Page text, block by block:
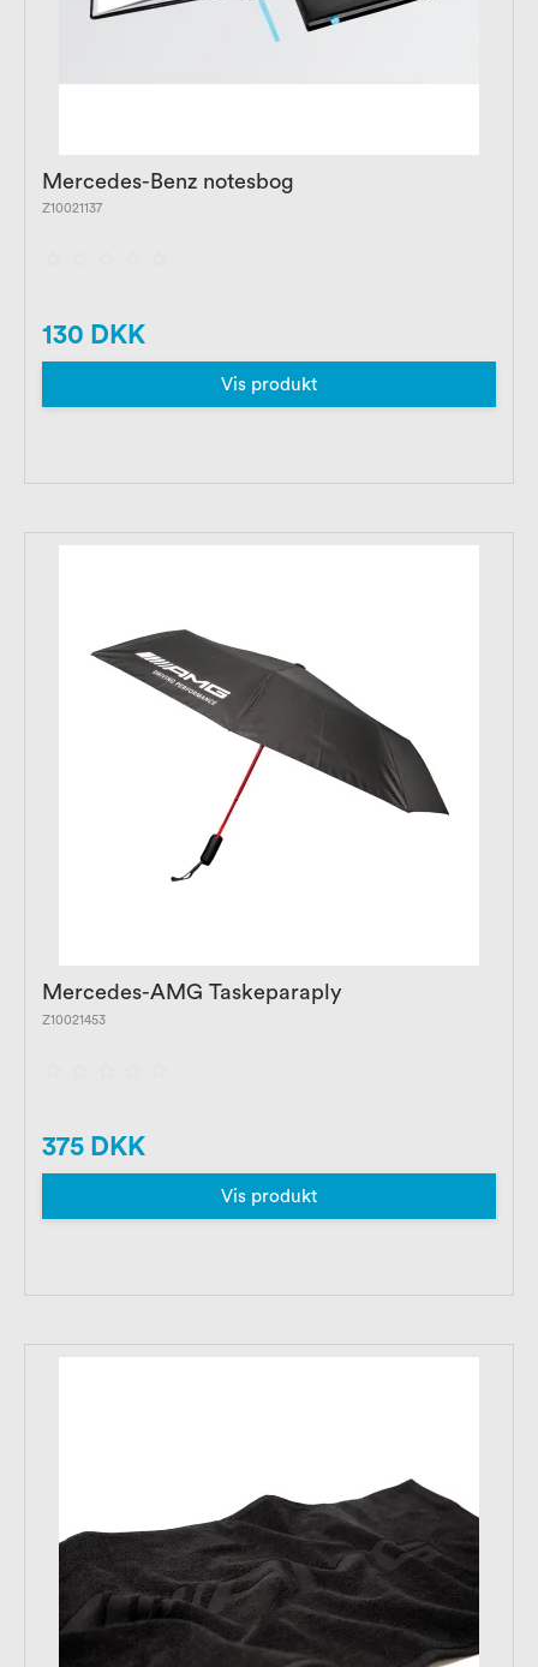
Mercedes-Benz notesbog
Z10021137
130 DKK
Vis produkt
Mercedes-AMG Taskeparaply
Z10021453
375 DKK
Vis produkt